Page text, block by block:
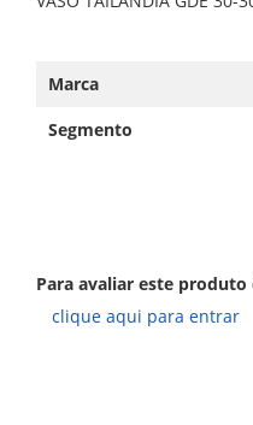
Marca
Segmento
Para avaliar este
clique aqui para entrar